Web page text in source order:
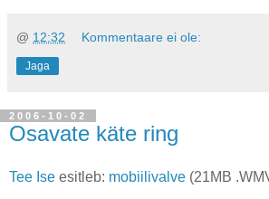
@ 12:32 Kommentaare ei ole:
Jaga
2006-10-02
Osavate käte ring
Tee Ise esitleb: mobiilivalve (21MB